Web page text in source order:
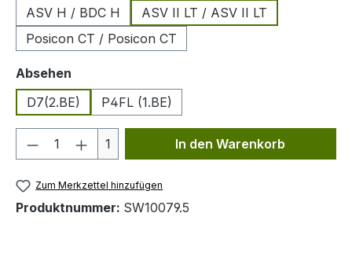
ASV H / BDC H
ASV II LT / ASV II LT
Posicon CT / Posicon CT
Absehen
D7(2.BE)
P4FL (1.BE)
Produkt Anzahl: Gib den
1 In den Warenkorb
Zum Merkzettel hinzufügen
Produktnummer: SW10079.5